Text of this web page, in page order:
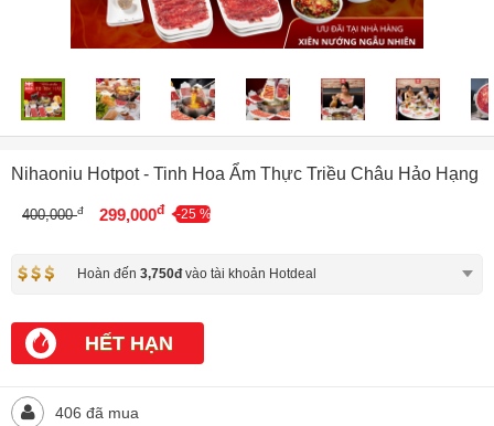
Nihaoniu Hotpot - Tinh Hoa Ẩm Thực Triều Châu Hảo Hạng
400,000đ 299,000đ -25 %
Hoàn đến3,750đvào tài khoản Hotdeal
HẾT HẠN
406 đã mua